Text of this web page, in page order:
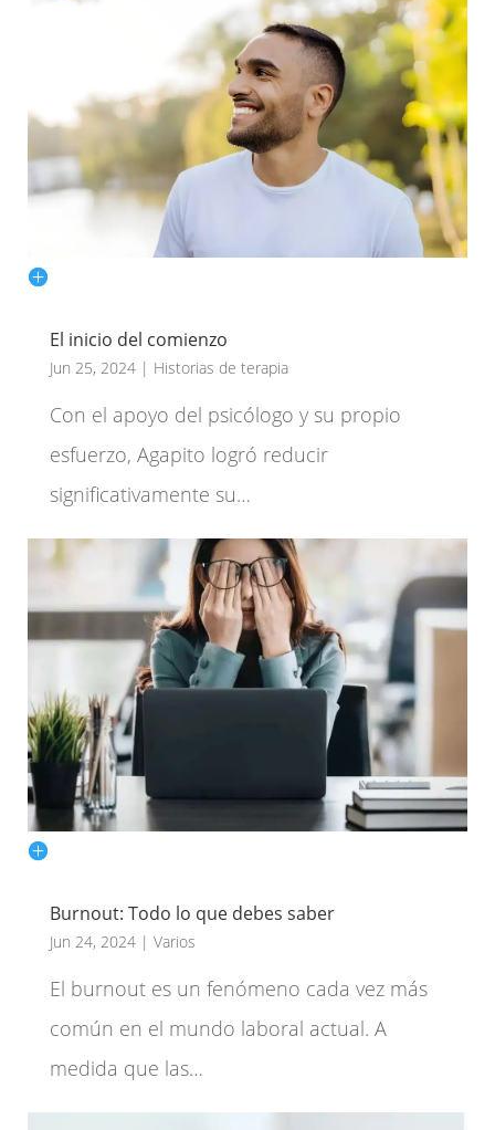
El inicio del comienzo
Jun 25, 2024| Historias de terapia
Con el apoyo del psicólogo y su propio
esfuerzo, Agapito logró reducir
significativamente su…
Burnout: Todo lo que debes saber
Jun 24, 2024| Varios
El burnout es un fenómeno cada vez más
común en el mundo laboral actual. A
medida que las…